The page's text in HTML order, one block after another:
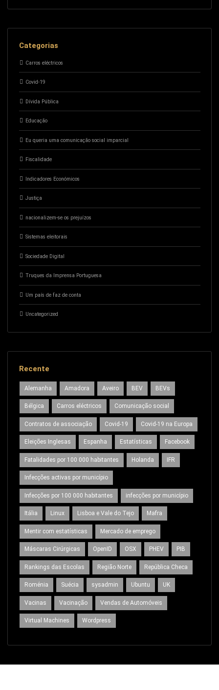
Categorias
Carros eléctricos
Covid-19
Dívida Pública
Educação
Eu queria uma comunicação social imparcial
Fiscalidade
Indicadores Económicos
Justiça
nacionalizem-se os prejuízos
Sistemas eleitorais
Sociedade Digital
Truques da Imprensa Portuguesa
Um país de faz de conta
Uncategorized
Recente
Alemanha Amadora Aveiro BEV BEVs
Bélgica Carros eléctricos Comunicação social
Contratos de associação Covid-19 Covid-19 na Europa
Eleições Inglesas Espanha Estatísticas Facebook
Fatalidades por 100 000 habitantes Holanda IFR
Infecções activas por município
Infecções por 100 000 habitantes infecções por município
Itália Linux Lisboa e Vale do Tejo Mafra
Mentir com estatísticas Mercado de emprego
Máscaras Cirúrgicas OpenID OSX PHEV PIB
Rankings das Escolas Região Norte República Checa
Roménia Suécia sysadmin Ubuntu UK
Vacinas Vacinação Vendas de Automóveis
Virtual Machines Wordpress